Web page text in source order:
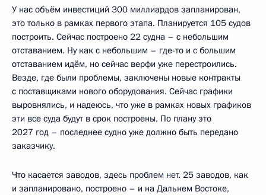
У нас объём инвестиций 300 миллиардов запланирован,
это только в рамках первого этапа. Планируется 105 судов
построить. Сейчас построено 22 судна – с небольшим
отставанием. Ну как с небольшим – где-то и с большим
отставанием идём, но сейчас верфи уже перестроились.
Везде, где были проблемы, заключены новые контракты
с поставщиками нового оборудования. Сейчас графики
выровнялись, и надеюсь, что уже в рамках новых графиков
эти все суда будут в срок построены. По плану это
2027 год – последнее судно уже должно быть передано
заказчику.
Что касается заводов, здесь проблем нет. 25 заводов, как
и запланировано, построено – и на Дальнем Востоке,